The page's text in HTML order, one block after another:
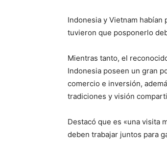
Indonesia y Vietnam
tuvieron que posponerlo
Mientras tanto, el
Indonesia poseen un gran
comercio e inversión,
tradiciones y visión
Destacó que es «una visita
deben trabajar juntos para